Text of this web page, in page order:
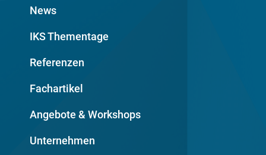
News
IKS Thementage
Referenzen
Fachartikel
Angebote & Workshops
Unternehmen